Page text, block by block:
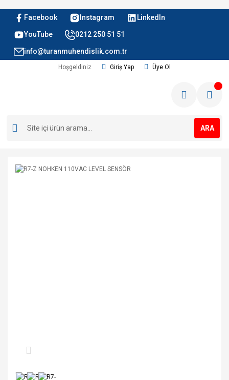
Facebook Instagram LinkedIn
YouTube 0212 250 51 51
info@turanmuhendislik.com.tr
Hoşgeldiniz Giriş Yap Üye Ol
ARA